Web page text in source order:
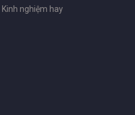
Kinh nghiệm hay